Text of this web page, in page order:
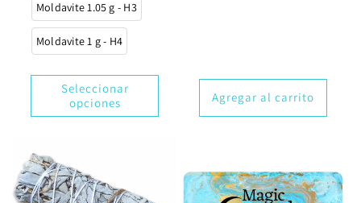
Moldavite 1.05 g - H3
Moldavite 1 g - H4
Seleccionar
opciones
Agregar al carrito